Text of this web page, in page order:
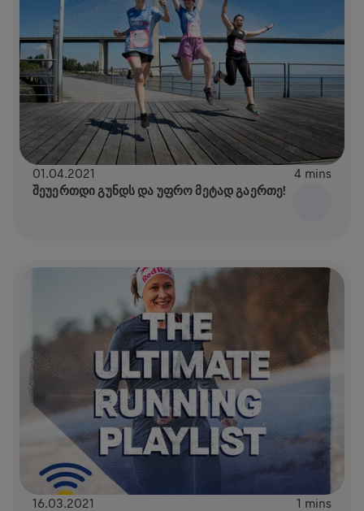
01.04.2021 4 mins
ᲨᲔᲣᲔᲠᲗᲓᲘ ᲒᲣᲜᲓᲡ ᲓᲐ ᲣᲤᲠᲝ ᲛᲔᲢᲐᲓ ᲒᲐᲔᲠᲗᲔ!
16.03.2021 1 mins